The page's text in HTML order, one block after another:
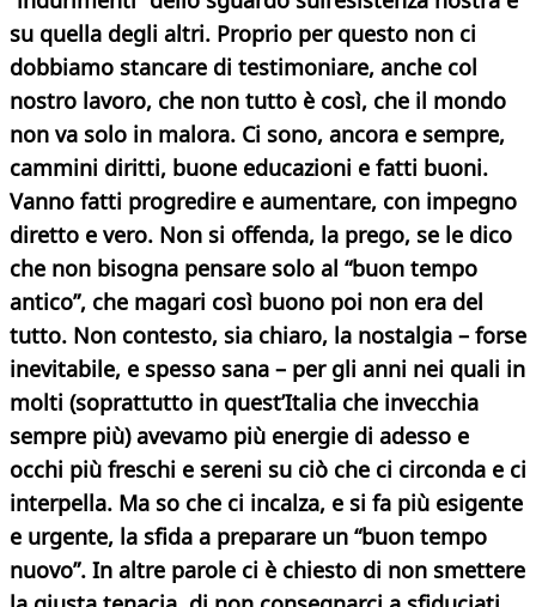
su quella degli altri. Proprio per questo non ci
dobbiamo stancare di testimoniare, anche col
nostro lavoro, che non tutto è così, che il mondo
non va solo in malora. Ci sono, ancora e sempre,
cammini diritti, buone educazioni e fatti buoni.
Vanno fatti progredire e aumentare, con impegno
diretto e vero. Non si offenda, la prego, se le dico
che non bisogna pensare solo al “buon tempo
antico”, che magari così buono poi non era del
tutto. Non contesto, sia chiaro, la nostalgia – forse
inevitabile, e spesso sana – per gli anni nei quali in
molti (soprattutto in quest’Italia che invecchia
sempre più) avevamo più energie di adesso e
occhi più freschi e sereni su ciò che ci circonda e ci
interpella. Ma so che ci incalza, e si fa più esigente
e urgente, la sfida a preparare un “buon tempo
nuovo”. In altre parole ci è chiesto di non smettere